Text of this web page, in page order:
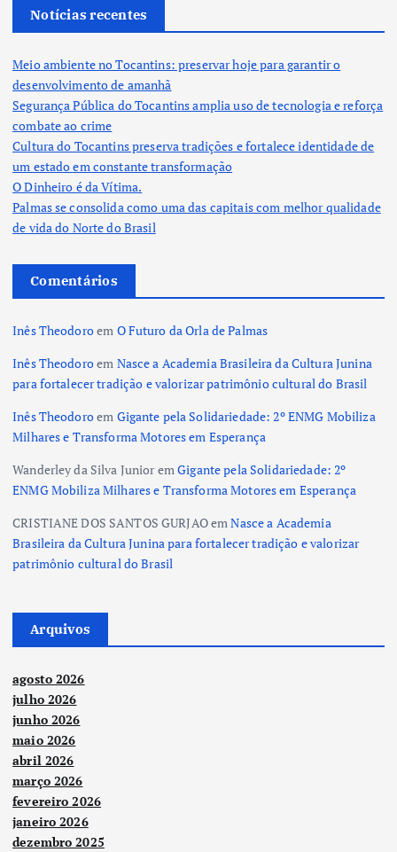
Notícias recentes
Meio ambiente no Tocantins: preservar hoje para garantir o
desenvolvimento de amanhã
Segurança Pública do Tocantins amplia uso de tecnologia e reforça
combate ao crime
Cultura do Tocantins preserva tradições e fortalece identidade de
um estado em constante transformação
O Dinheiro é da Vítima.
Palmas se consolida como uma das capitais com melhor qualidade
de vida do Norte do Brasil
Comentários
Inês Theodoroem O Futuro da Orla de Palmas
Inês Theodoroem Nasce a Academia Brasileira da Cultura Junina
para fortalecer tradição e valorizar patrimônio cultural do Brasil
Inês Theodoroem Gigante pela Solidariedade: 2º ENMG Mobiliza
Milhares e Transforma Motores em Esperança
Wanderley da Silva JunioremGigante pela Solidariedade: 2º
ENMG Mobiliza Milhares e Transforma Motores em Esperança
CRISTIANE DOS SANTOS GURJAOemNasce a Academia
Brasileira da Cultura Junina para fortalecer tradição e valorizar
patrimônio cultural do Brasil
Arquivos
agosto 2026
julho 2026
junho 2026
maio 2026
abril 2026
março 2026
fevereiro 2026
janeiro 2026
dezembro 2025